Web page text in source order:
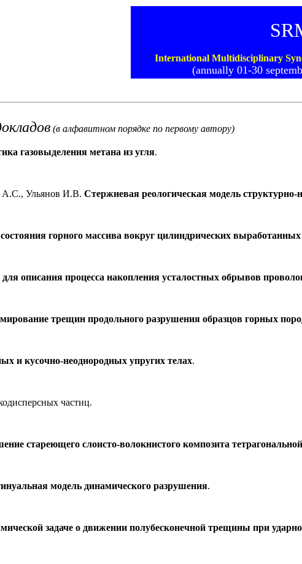
International Multidisciplinary
(annually 01-30
(в алфавитном порядке по первому автору)
газовыделения метана из угля.
А.С., Ульянов И.В. Стержневая реологическая модель
горного массива вокруг цилиндрических выработанных
описания процесса накопления усталостных обрывов
трещин продольного разрушения образцов горных
и кусочно-неоднородных упругих телах.
частиц.
стареющего слоисто-волокнистого композита
модель динамического разрушения.
задаче о движении полубесконечной трещины при